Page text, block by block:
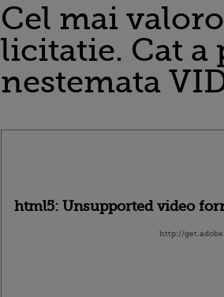
Cel mai
licitatie. Cat
nestemata
html5: Unsupported video
http://